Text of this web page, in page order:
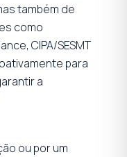
também de
como
CIPA/SESMT
para
a
ou por um